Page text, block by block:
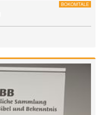
BOKOMTALE